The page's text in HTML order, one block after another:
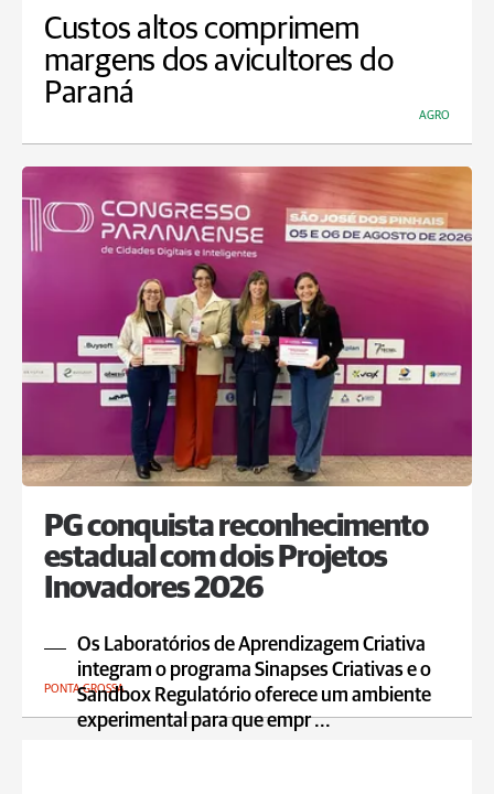
Custos altos comprimem
margens dos avicultores do
Paraná
AGRO
PG conquista reconhecimento
estadual com dois Projetos
Inovadores 2026
Os Laboratórios de Aprendizagem Criativa
integram o programa Sinapses Criativas e o
Sandbox Regulatório oferece um ambiente
experimental para que empr ...
PONTA GROSSA